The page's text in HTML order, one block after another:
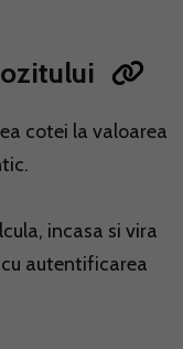
cotei la valoarea
incasa si vira
autentificarea